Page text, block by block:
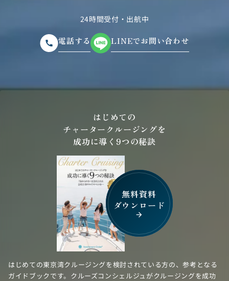
24時間受付・出航中
電話する LINEでお問い合わせ
はじめての
チャータークルージングを
成功に導く9つの秘訣
無料資料
ダウンロード
arrow_forward
はじめての東京湾クルージングを検討されている方の、参考となる
ガイドブックです。クルーズコンシェルジュがクルージングを成功